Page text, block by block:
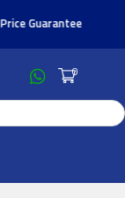
Guarantee
0